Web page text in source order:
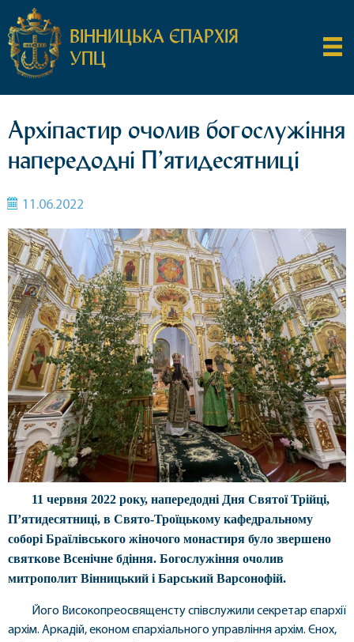
ВІННИЦЬКА ЄПАРХІЯ
УПЦ
Архіпастир очолив богослужіння
напередодні П’ятидесятниці
11.06.2022
11 червня 2022 року, напередодні Дня Святої Трійці,
П’ятидесятниці, в Свято-Троїцькому кафедральному
соборі Браїлівського жіночого монастиря було звершено
святкове Всенічне бдіння. Богослужіння очолив
митрополит Вінницький і Барський Варсонофій.
Його Високопреосвященсту співслужили секретар єпархії
архім. Аркадій, економ єпархіального управління архім. Єнох,